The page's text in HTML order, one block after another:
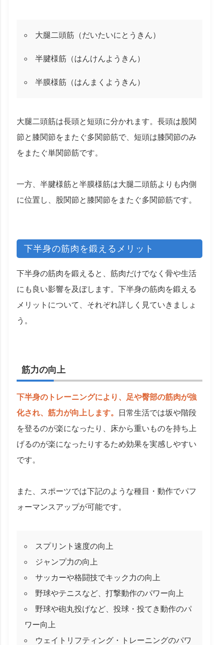
大腿二頭筋（だいたいにとうきん）
半腱様筋（はんけんようきん）
半膜様筋（はんまくようきん）
大腿二頭筋は長頭と短頭に分かれます。長頭は股関
節と膝関節をまたぐ多関節筋で、短頭は膝関節のみ
をまたぐ単関節筋です。
一方、半腱様筋と半膜様筋は大腿二頭筋よりも内側
に位置し、股関節と膝関節をまたぐ多関節筋です。
下半身の筋肉を鍛えるメリット
下半身の筋肉を鍛えると、筋肉だけでなく骨や生活
にも良い影響を及ぼします。下半身の筋肉を鍛える
メリットについて、それぞれ詳しく見ていきましょ
う。
筋力の向上
下半身のトレーニングにより、足や臀部の筋肉が強
化され、筋力が向上します。
日常生活では坂や階段
を登るのが楽になったり、床から重いものを持ち上
げるのが楽になったりするため効果を実感しやすい
です。
また、スポーツでは下記のような種目・動作でパフ
ォーマンスアップが可能です。
スプリント速度の向上
ジャンプ力の向上
サッカーや格闘技でキック力の向上
野球やテニスなど、打撃動作のパワー向上
野球や砲丸投げなど、投球・投てき動作のパ
ワー向上
ウェイトリフティング・トレーニングのパワ